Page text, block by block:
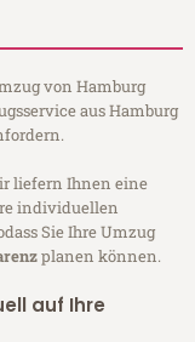
von Hamburg
aus Hamburg
liefern Ihnen eine
individuellen
Sie Ihre Umzug
planen können.
auf Ihre